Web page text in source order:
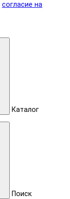
согласие на
Каталог
Поиск